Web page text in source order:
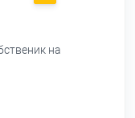
на